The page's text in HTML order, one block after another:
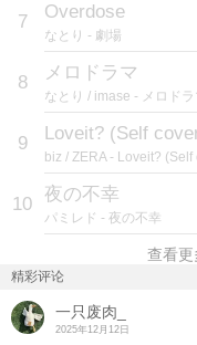
7 Overdose
なとり - 劇場
8 メロドラマ
なとり / imase - メロドラ
9 Loveit? (Self
biz / ZERA- Loveit? (Self
10 夜の不幸
パミレド - 夜の不幸
查看
精彩评论
一只废肉_
2025年12月12日